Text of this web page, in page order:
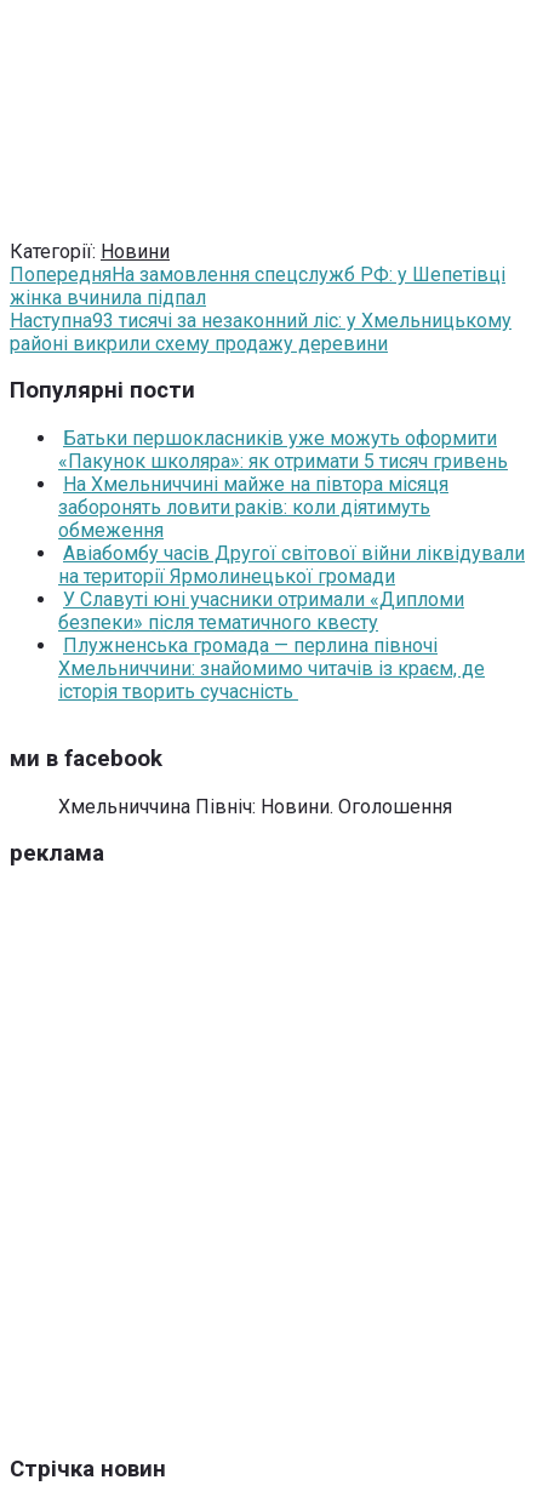
Категорії: Новини
ПопередняНа замовлення спецслужб РФ: у Шепетівці
жінка вчинила підпал
Наступна93 тисячі за незаконний ліс: у Хмельницькому
районі викрили схему продажу деревини
Популярні пости
Батьки першокласників уже можуть оформити
«Пакунок школяра»: як отримати 5 тисяч гривень
На Хмельниччині майже на півтора місяця
заборонять ловити раків: коли діятимуть
обмеження
Авіабомбу часів Другої світової війни ліквідували
на території Ярмолинецької громади
У Славуті юні учасники отримали «Дипломи
безпеки» після тематичного квесту
Плужненська громада — перлина півночі
Хмельниччини: знайомимо читачів із краєм, де
історія творить сучасність
ми в facebook
Хмельниччина Північ: Новини. Оголошення
реклама
Стрічка новин